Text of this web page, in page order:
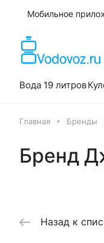
Мобильное
Вода 19 литров
Главная Бренды
Бренд
Назад к